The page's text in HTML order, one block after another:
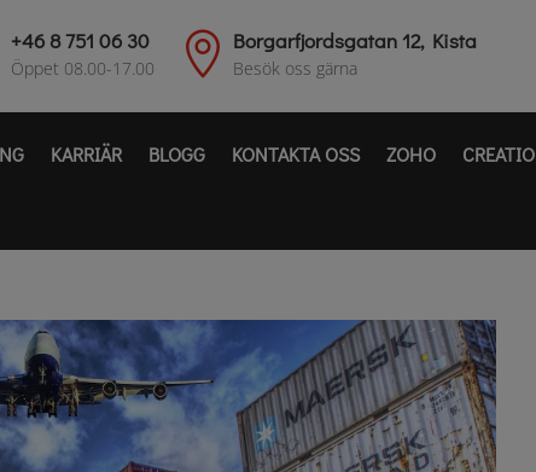
+46 8 751 06 30
Öppet 08.00-17.00  Borgarfjordsgatan 12, Kista
Besök oss gärna
KARRIÄR BLOGG KONTAKTA OSS ZOHO CREATIO